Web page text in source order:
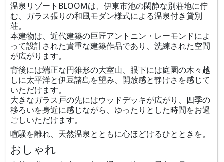
温泉リゾートBLOOMは、伊東市池の閑静な別荘地に佇
む、ガラス張りの和風モダン様式による温泉付き貸別
荘。
本建物は、近代建築の巨匠アントニン・レーモンドによ
って設計された貴重な建築作品であり、洗練された空間
が広がります。
背後には端正な円錐形の大室山、眼下には庭園の木々越
しに太平洋と伊豆諸島を望み、開放感と静けさを感じて
いただけます。
大きなガラス戸の先にはウッドデッキが広がり、四季の
移ろいを身近に感じながら、ゆったりとした時間をお過
ごしいただけます。
喧騒を離れ、天然温泉とともに心ほどけるひとときを。
おしゃれ